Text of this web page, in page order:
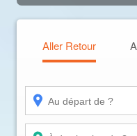
Aller Retour